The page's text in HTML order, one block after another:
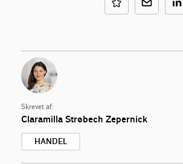
Skrevet af:
Claramilla Strøbech Zepernick
HANDEL